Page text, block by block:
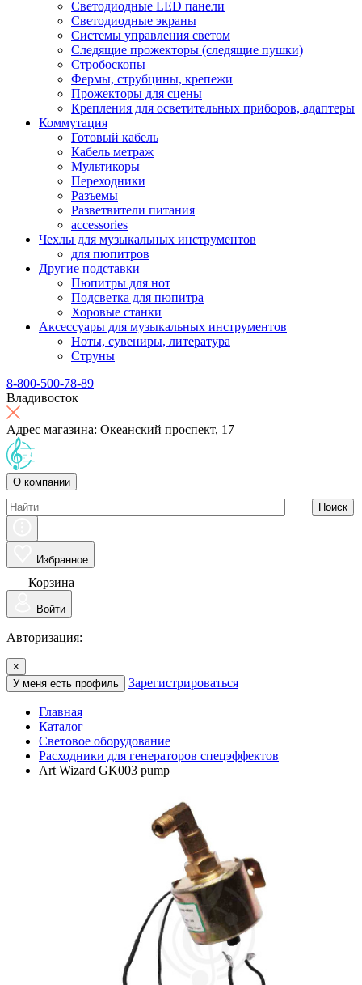
Светодиодные LED панели
Светодиодные экраны
Системы управления светом
Следящие прожекторы (следящие пушки)
Стробоскопы
Фермы, струбцины, крепежи
Прожекторы для сцены
Крепления для осветительных приборов, адаптеры
Коммутация
Готовый кабель
Кабель метраж
Мультикоры
Переходники
Разъемы
Разветвители питания
accessories
Чехлы для музыкальных инструментов
для пюпитров
Другие подставки
Пюпитры для нот
Подсветка для пюпитра
Хоровые станки
Аксессуары для музыкальных инструментов
Ноты, сувениры, литература
Струны
8-800-500-78-89
Владивосток
Адрес магазина: Океанский проспект, 17
О компании
Поиск
Избранное
Корзина
Войти
Авторизация:
×
У меня есть профиль
Зарегистрироваться
Главная
Каталог
Световое оборудование
Расходники для генераторов спецэффектов
Art Wizard GK003 pump